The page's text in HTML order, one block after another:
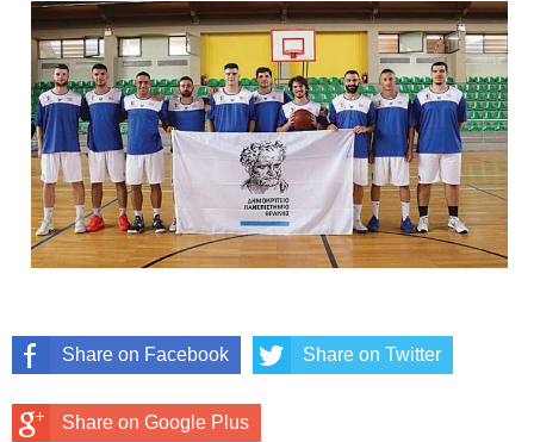
Share on Facebook Share on Twitter
Share on Google Plus